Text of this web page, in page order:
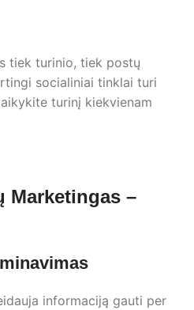
tiek turinio, tiek postų
socialiniai tinklai turi
turinį kiekvienam
Marketingas –
informaciją gauti per